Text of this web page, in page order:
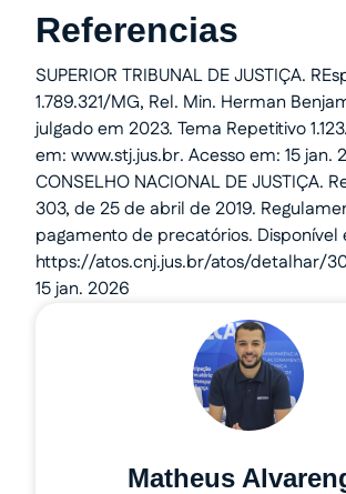
Referencias
SUPERIOR TRIBUNAL DE JUSTIÇA.
1.789.321/MG, Rel. Min. Herman
julgado em 2023. Tema Repetitivo
em: www.stj.jus.br. Acesso em: 15 jan.
CONSELHO NACIONAL DE JUSTIÇA.
303, de 25 de abril de 2019.
pagamento de precatórios. Disponível
https://atos.cnj.jus.br/atos/detalhar/
15 jan. 2026
Matheus